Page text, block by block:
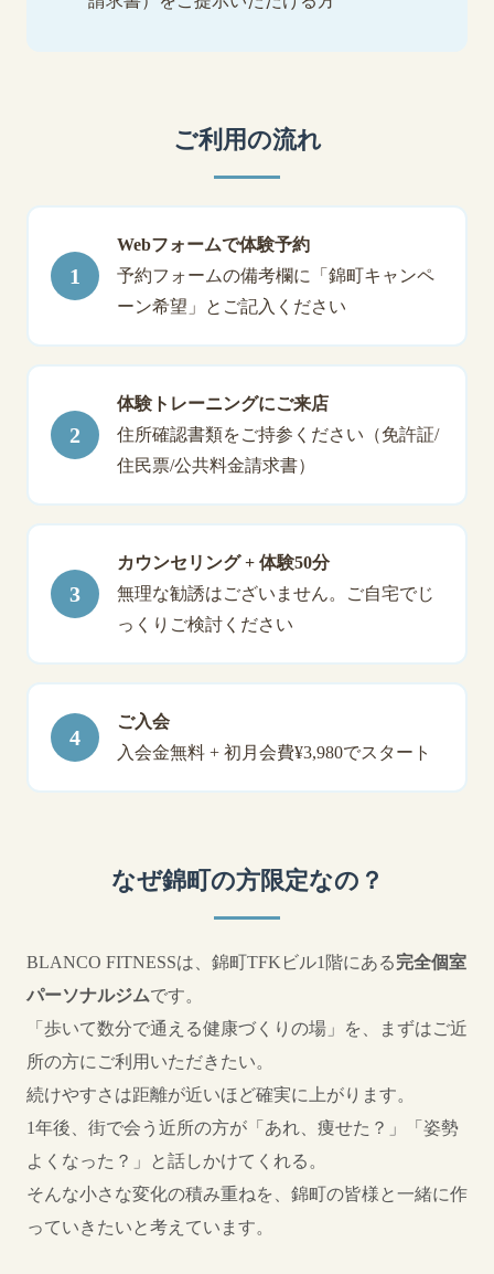
ご利用の流れ
Webフォームで体験予約
予約フォームの備考欄に「錦町キャンペ
ーン希望」とご記入ください
体験トレーニングにご来店
住所確認書類をご持参ください（免許証/
住民票/公共料金請求書）
カウンセリング + 体験50分
無理な勧誘はございません。ご自宅でじ
っくりご検討ください
ご入会
入会金無料 + 初月会費¥3,980でスタート
なぜ錦町の方限定なの？
BLANCO FITNESSは、錦町TFKビル1階にある完全個室
パーソナルジムです。
「歩いて数分で通える健康づくりの場」を、まずはご近
所の方にご利用いただきたい。
続けやすさは距離が近いほど確実に上がります。
1年後、街で会う近所の方が「あれ、痩せた？」「姿勢
よくなった？」と話しかけてくれる。
そんな小さな変化の積み重ねを、錦町の皆様と一緒に作
っていきたいと考えています。